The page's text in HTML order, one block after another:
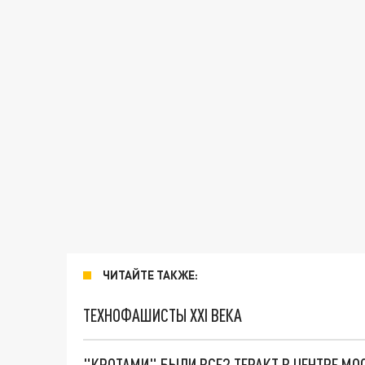
ЧИТАЙТЕ ТАКЖЕ:
ТЕХНОФАШИСТЫ XXI ВЕКА